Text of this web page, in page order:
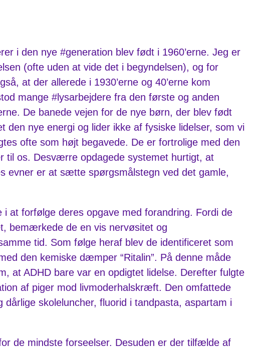
i den nye #generation blev født i 1960’erne. Jeg er
(ofte uden at vide det i begyndelsen), og for
at der allerede i 1930’erne og 40’erne kom
mange #lysarbejdere fra den første og anden
De banede vejen for de nye børn, der blev født
den nye energi og lider ikke af fysiske lidelser, som vi
ofte som højt begavede. De er fortrolige med den
til os. Desværre opdagede systemet hurtigt, at
evner er at sætte spørgsmålstegn ved det gamle,
at forfølge deres opgave med forandring. Fordi de
bemærkede de en vis nervøsitet og
tid. Som følge heraf blev de identificeret som
den kemiske dæmper “Ritalin”. På denne måde
at ADHD bare var en opdigtet lidelse. Derefter fulgte
af piger mod livmoderhalskræft. Den omfattede
skoleluncher, fluorid i tandpasta, aspartam i
de mindste forseelser. Desuden er der tilfælde af